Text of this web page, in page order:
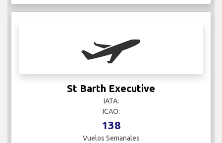
St Barth Executive
IATA:
ICAO:
138
Vuelos Semanales